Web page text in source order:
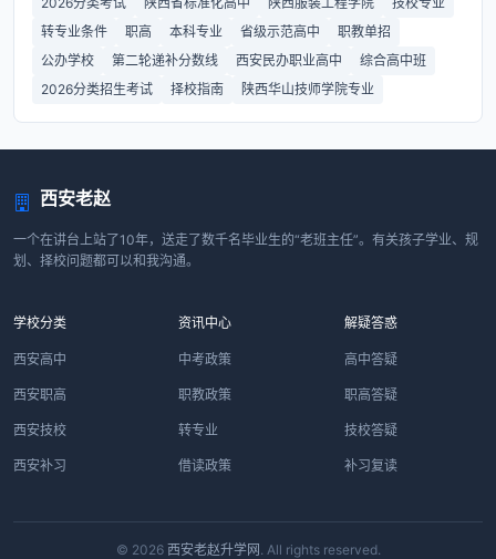
转专业条件
职高 本科专业 省级示范高中
职教单招
公办学校
第二轮递补分数线 西安民办职业高中
综合高中班
2026分类招生考试
择校指南 陕西华山技师学院专业
西安老赵
一个在讲台上站了10年，送走了数千名毕业生的“老班主任”。有关孩子学业、规
划、择校问题都可以和我沟通。
学校分类
西安高中
西安职高
西安技校
西安补习
资讯中心
中考政策
职教政策
转专业
借读政策
解疑答惑
高中答疑
职高答疑
技校答疑
补习复读
© 2026 西安老赵升学网 . All rights reserved.